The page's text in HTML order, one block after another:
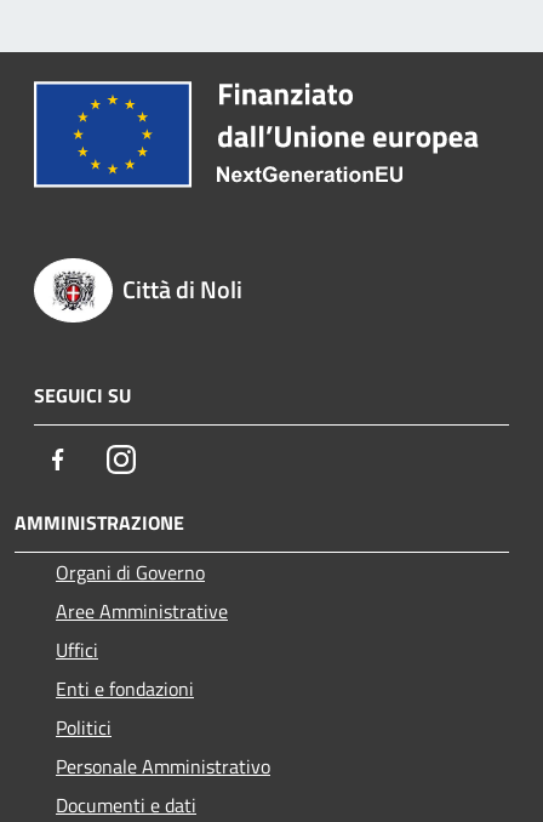
Città di Noli
SEGUICI SU
FacebookInstagram
AMMINISTRAZIONE
Organi di Governo
Aree Amministrative
Uffici
Enti e fondazioni
Politici
Personale Amministrativo
Documenti e dati